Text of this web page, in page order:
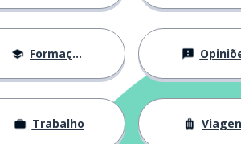
Formação
Trabalho